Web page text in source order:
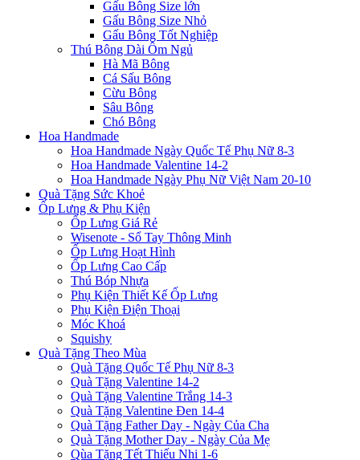
Gấu Bông Size lớn
Gấu Bông Size Nhỏ
Gấu Bông Tốt Nghiệp
Thú Bông Dài Ôm Ngủ
Hà Mã Bông
Cá Sấu Bông
Cừu Bông
Sâu Bông
Chó Bông
Hoa Handmade
Hoa Handmade Ngày Quốc Tế Phụ Nữ 8-3
Hoa Handmade Valentine 14-2
Hoa Handmade Ngày Phụ Nữ Việt Nam 20-10
Quà Tặng Sức Khoẻ
Ốp Lưng & Phụ Kiện
Ốp Lưng Giá Rẻ
Wisenote - Sổ Tay Thông Minh
Ốp Lưng Hoạt Hình
Ốp Lưng Cao Cấp
Thú Bóp Nhựa
Phụ Kiện Thiết Kế Ốp Lưng
Phụ Kiện Điện Thoại
Móc Khoá
Squishy
Quà Tặng Theo Mùa
Quà Tặng Quốc Tế Phụ Nữ 8-3
Quà Tặng Valentine 14-2
Quà Tặng Valentine Trắng 14-3
Quà Tặng Valentine Đen 14-4
Quà Tặng Father Day - Ngày Của Cha
Quà Tặng Mother Day - Ngày Của Mẹ
Qùa Tặng Tết Thiếu Nhi 1-6